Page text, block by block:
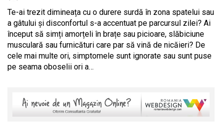
Te-ai trezit dimineața cu o durere surdă în zona spatelui sau
a gâtului și disconfortul s-a accentuat pe parcursul zilei? Ai
început să simți amorțeli în brațe sau picioare, slăbiciune
musculară sau furnicături care par să vină de nicăieri? De
cele mai multe ori, simptomele sunt ignorate sau sunt puse
pe seama oboselii ori a…